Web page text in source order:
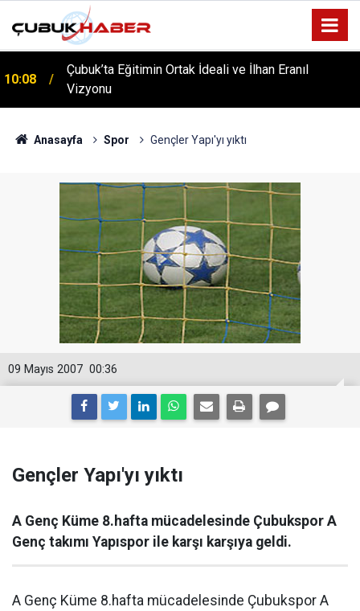
Çubuk’ta Eğitimin Ortak İdeali ve İlhan Eranıl
Vizyonu
12:06
ÇUBUK’TA ‘YAZA MERHABA’ COŞKUSU: Kursiyerler
Gönüllerince Eğlendi!
Anasayfa Spor Gençler Yapı'yı yıktı
00:36
09 Mayıs 2007
Gençler Yapı'yı yıktı
A Genç Küme 8.hafta mücadelesinde Çubukspor A
Genç takımı Yapıspor ile karşı karşıya geldi.
A Genç Küme 8.hafta mücadelesinde Çubukspor A